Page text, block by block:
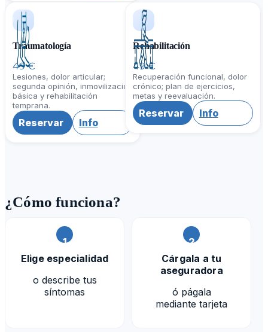
Traumatología
49 €
Lesiones, dolor articular;
segunda opinión, inmovilización
básica y rehabilitación
temprana.
Reservar Info
Rehabilitación
49 €
Recuperación funcional, dolor
crónico; plan de ejercicios,
metas y reevaluación.
Reservar Info
¿Cómo funciona?
1
Elige especialidad
o describe tus
síntomas
2
Cárgala a tu
aseguradora
ó págala
mediante tarjeta